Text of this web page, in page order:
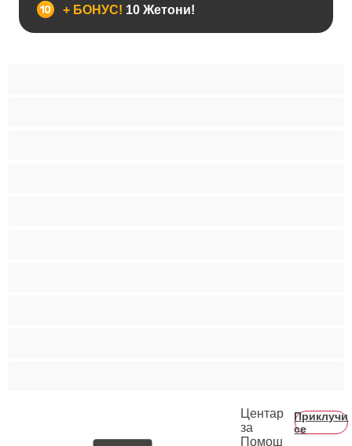
+ БОНУС! 10 Жетони!
Центар
за
Помош
Приклучи
се